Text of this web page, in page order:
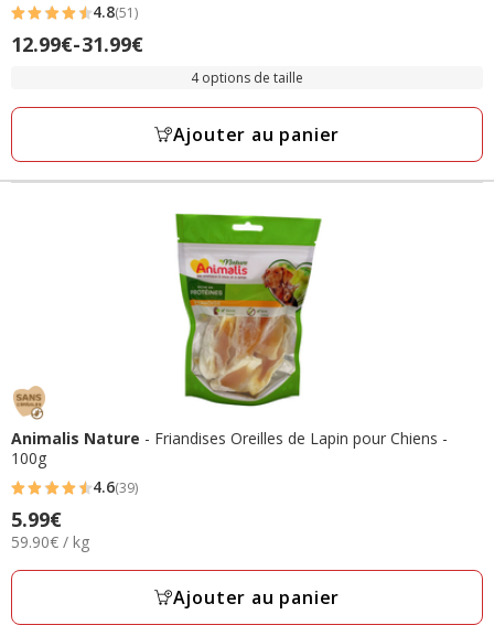
4.8
étoiles
51
4.8(51)
Prix
12.99€-31.99€
4 options de taille
Ajouter au panier
Animalis Nature - Friandises Oreilles de Lapin pour Chiens -
100g
4.6
étoiles
avec
39
4.6(39)
Prix
5.99€
5.99€
59.90€
Kg
59.90€ / kg
Ajouter au panier